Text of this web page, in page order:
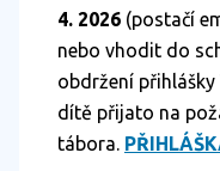
4. 2026 (postačí
nebo vhodit do
obdržení
dítě přijato na
tábora.